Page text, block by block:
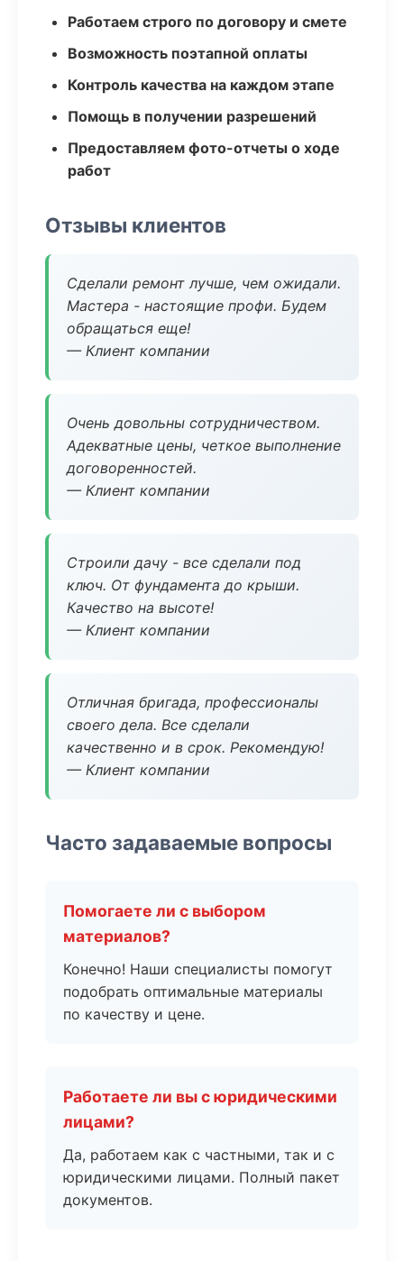
Работаем строго по договору и смете
Возможность поэтапной оплаты
Контроль качества на каждом этапе
Помощь в получении разрешений
Предоставляем фото-отчеты о ходе
работ
Отзывы клиентов
Сделали ремонт лучше, чем ожидали.
Мастера - настоящие профи. Будем
обращаться еще!
— Клиент компании
Очень довольны сотрудничеством.
Адекватные цены, четкое выполнение
договоренностей.
— Клиент компании
Строили дачу - все сделали под
ключ. От фундамента до крыши.
Качество на высоте!
— Клиент компании
Отличная бригада, профессионалы
своего дела. Все сделали
качественно и в срок. Рекомендую!
— Клиент компании
Часто задаваемые вопросы
Помогаете ли с выбором
материалов?
Конечно! Наши специалисты помогут
подобрать оптимальные материалы
по качеству и цене.
Работаете ли вы с юридическими
лицами?
Да, работаем как с частными, так и с
юридическими лицами. Полный пакет
документов.